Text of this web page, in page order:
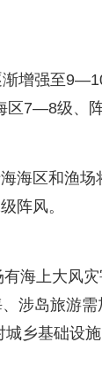
渐增强至
区7—8级、
海区和渔
阵风。
海上大风
涉岛旅游
乡基础设施